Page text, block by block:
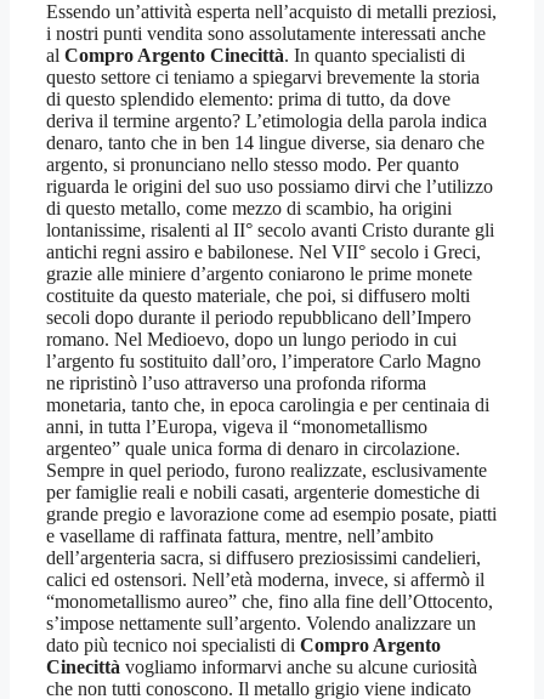
Essendo un’attività esperta nell’acquisto di metalli preziosi,
i nostri punti vendita sono assolutamente interessati anche
al Compro Argento Cinecittà. In quanto specialisti di
questo settore ci teniamo a spiegarvi brevemente la storia
di questo splendido elemento: prima di tutto, da dove
deriva il termine argento? L’etimologia della parola indica
denaro, tanto che in ben 14 lingue diverse, sia denaro che
argento, si pronunciano nello stesso modo. Per quanto
riguarda le origini del suo uso possiamo dirvi che l’utilizzo
di questo metallo, come mezzo di scambio, ha origini
lontanissime, risalenti al II° secolo avanti Cristo durante gli
antichi regni assiro e babilonese. Nel VII° secolo i Greci,
grazie alle miniere d’argento coniarono le prime monete
costituite da questo materiale, che poi, si diffusero molti
secoli dopo durante il periodo repubblicano dell’Impero
romano. Nel Medioevo, dopo un lungo periodo in cui
l’argento fu sostituito dall’oro, l’imperatore Carlo Magno
ne ripristinò l’uso attraverso una profonda riforma
monetaria, tanto che, in epoca carolingia e per centinaia di
anni, in tutta l’Europa, vigeva il “monometallismo
argenteo” quale unica forma di denaro in circolazione.
Sempre in quel periodo, furono realizzate, esclusivamente
per famiglie reali e nobili casati, argenterie domestiche di
grande pregio e lavorazione come ad esempio posate, piatti
e vasellame di raffinata fattura, mentre, nell’ambito
dell’argenteria sacra, si diffusero preziosissimi candelieri,
calici ed ostensori. Nell’età moderna, invece, si affermò il
“monometallismo aureo” che, fino alla fine dell’Ottocento,
s’impose nettamente sull’argento. Volendo analizzare un
dato più tecnico noi specialisti di Compro Argento
Cinecittà vogliamo informarvi anche su alcune curiosità
che non tutti conoscono. Il metallo grigio viene indicato